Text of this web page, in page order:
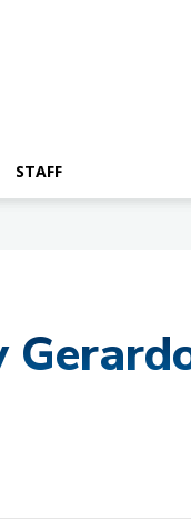
STAFF